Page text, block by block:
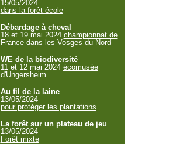
15/05/2024
dans la forêt école
Débardage à cheval
18 et 19 mai 2024 championnat de
France dans les Vosges du Nord
WE de la biodiversité
11 et 12 mai 2024 écomusée
d'Ungersheim
Au fil de la laine
13/05/2024
pour protéger les plantations
La forêt sur un plateau de jeu
13/05/2024
Forêt mixte